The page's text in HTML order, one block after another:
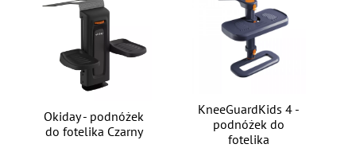
Okiday - podnóżek
do fotelika Czarny
KneeGuardKids 4 -
podnóżek do
fotelika